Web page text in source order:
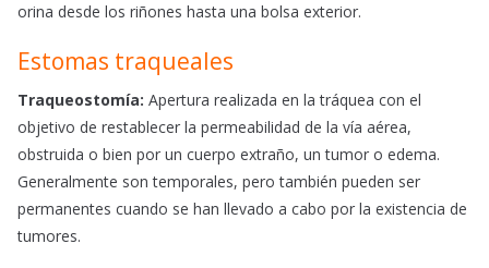
orina desde los riñones hasta una bolsa exterior.
Estomas traqueales
Traqueostomía: Apertura realizada en la tráquea con el
objetivo de restablecer la permeabilidad de la vía aérea,
obstruida o bien por un cuerpo extraño, un tumor o edema.
Generalmente son temporales, pero también pueden ser
permanentes cuando se han llevado a cabo por la existencia de
tumores.